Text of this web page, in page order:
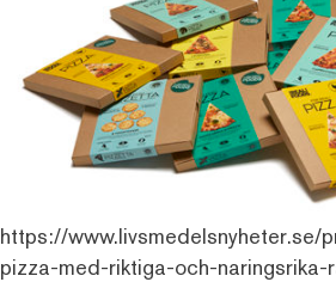
https://www.livsmedelsnyheter.se/
pizza-med-riktiga-och-naringsrika-